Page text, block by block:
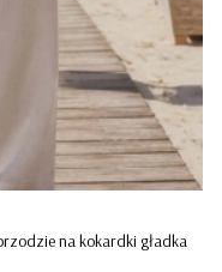
na kokardki gładka